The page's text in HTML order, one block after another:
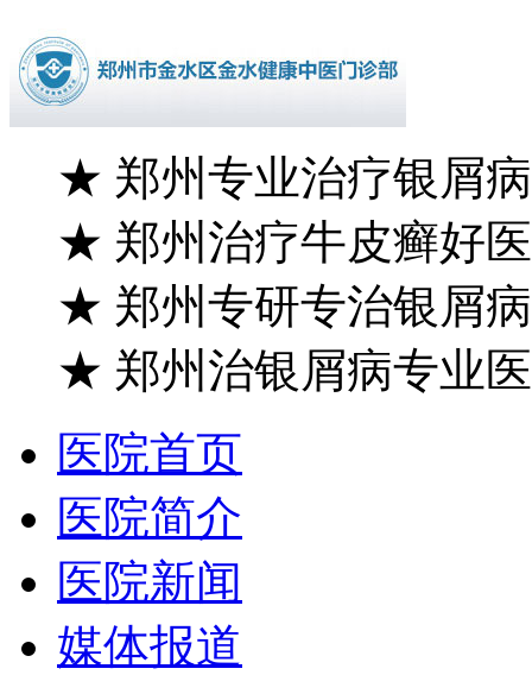
★ 郑州专业治疗银屑
★ 郑州治疗牛皮癣好
★ 郑州专研专治银屑
★ 郑州治银屑病专业
医院首页
医院简介
医院新闻
媒体报道